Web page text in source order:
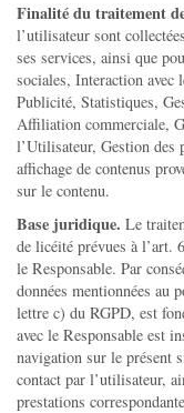
Finalité du traitement
l’utilisateur sont
ses services, ainsi que
sociales, Interaction avec
Publicité, Statistiques,
Affiliation commerciale,
l’Utilisateur, Gestion des
affichage de contenus
sur le contenu.
Base juridique. Le
de licéité prévues à l’art.
le Responsable. Par
données mentionnées au
lettre c) du RGPD, est
avec le Responsable est
navigation sur le présent
contact par l’utilisateur,
prestations